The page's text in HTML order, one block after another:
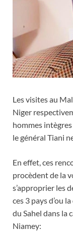
Les visites au
Niger
hommes
le général Tiani
En effet, ces
procèdent de la
s’approprier les
ces 3 pays d’ou
du Sahel dans la
Niamey: